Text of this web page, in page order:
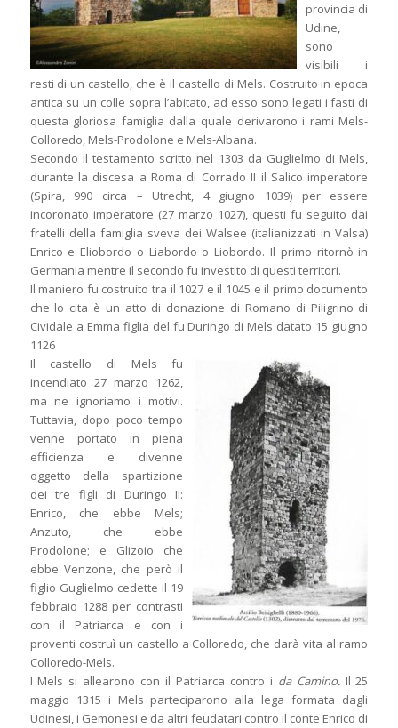
provincia di
Udine,
sono
visibili i
resti di un castello, che è il castello di Mels. Costruito in epoca
antica su un colle sopra l’abitato, ad esso sono legati i fasti di
questa gloriosa famiglia dalla quale derivarono i rami Mels-
Colloredo, Mels-Prodolone e Mels-Albana.
Secondo il testamento scritto nel 1303 da Guglielmo di Mels,
durante la discesa a Roma di Corrado II il Salico imperatore
(Spira, 990 circa – Utrecht, 4 giugno 1039) per essere
incoronato imperatore (27 marzo 1027), questi fu seguito dai
fratelli della famiglia sveva dei Walsee (italianizzati in Valsa)
Enrico e Eliobordo o Liabordo o Liobordo. Il primo ritornò in
Germania mentre il secondo fu investito di questi territori.
Il maniero fu costruito tra il 1027 e il 1045 e il primo documento
che lo cita è un atto di donazione di Romano di Piligrino di
Cividale a Emma figlia del fu Duringo di Mels datato 15 giugno
1126
Il castello di Mels fu
incendiato 27 marzo 1262,
ma ne ignoriamo i motivi.
Tuttavia, dopo poco tempo
venne portato in piena
efficienza e divenne
oggetto della spartizione
dei tre figli di Duringo II:
Enrico, che ebbe Mels;
Anzuto, che ebbe
Prodolone; e Glizoio che
ebbe Venzone, che però il
figlio Guglielmo cedette il 19
febbraio 1288 per contrasti
con il Patriarca e con i
proventi costruì un castello a Colloredo, che darà vita al ramo
Colloredo-Mels.
I Mels si allearono con il Patriarca contro i da Camino.Il 25
maggio 1315 i Mels parteciparono alla lega formata dagli
Udinesi, i Gemonesi e da altri feudatari contro il conte Enrico di